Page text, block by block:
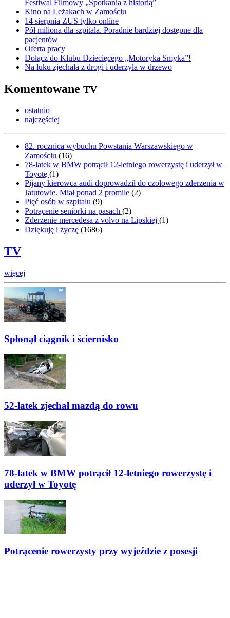
Festiwal Filmowy „Spotkania z historią”
Kino na Leżakach w Zamościu
14 sierpnia ZUS tylko online
Pół miliona dla szpitala. Poradnie bardziej dostępne dla
pacjentów
Oferta pracy
Dołącz do Klubu Dziecięcego „Motoryka Smyka”!
Na łuku zjechała z drogi i uderzyła w drzewo
Komentowane TV
ostatnio
najczęściej
82. rocznica wybuchu Powstania Warszawskiego w
Zamościu (16)
78-latek w BMW potrącił 12-letniego rowerzystę i uderzył w
Toyotę (1)
Pijany kierowca audi doprowadził do czołowego zderzenia w
Jatutowie. Miał ponad 2 promile (2)
Pięć osób w szpitalu (9)
Potrącenie seniorki na pasach (2)
Zderzenie mercedesa z volvo na Lipskiej (1)
Dziękuję i życzę (1686)
TV
więcej
Spłonął ciągnik i ściernisko
52-latek zjechał mazdą do rowu
78-latek w BMW potrącił 12-letniego rowerzystę i
uderzył w Toyotę
Potrącenie rowerzysty przy wyjeździe z posesji